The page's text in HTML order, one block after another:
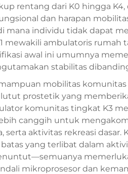
rentang dari K0 hingga
dan harapan
mana individu tidak dapat
mewakili ambulatoris rumah
awal ini umumnya
stabilitas
mobilitas komunitas
prostetik yang
komunitas tingkat K3
canggih untuk
aktivitas rekreasi dasar.
yang terlibat dalam
mikroprosesor dan